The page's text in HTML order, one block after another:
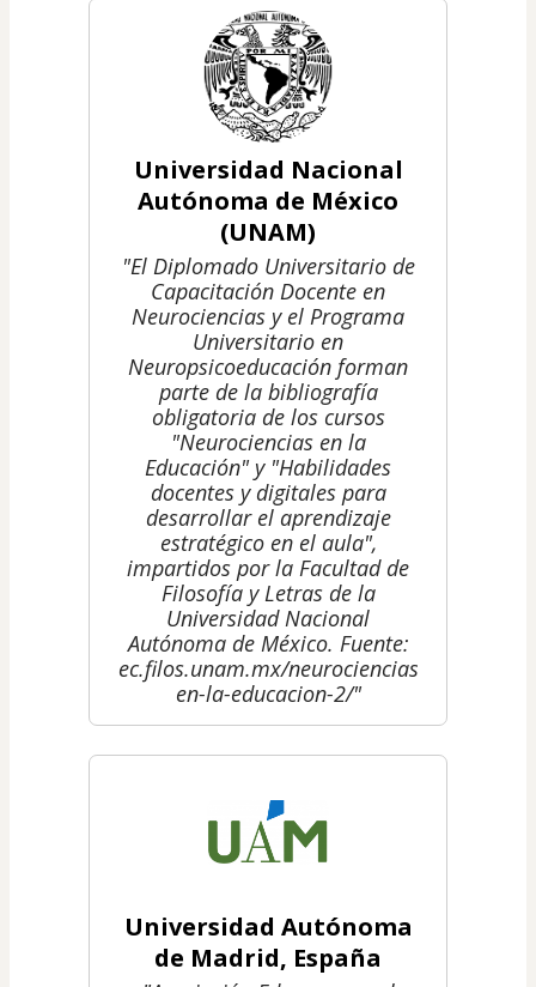
Universidad Nacional
Autónoma de México
(UNAM)
"El Diplomado Universitario de
Capacitación Docente en
Neurociencias y el Programa
Universitario en
Neuropsicoeducación forman
parte de la bibliografía
obligatoria de los cursos
"Neurociencias en la
Educación" y "Habilidades
docentes y digitales para
desarrollar el aprendizaje
estratégico en el aula",
impartidos por la Facultad de
Filosofía y Letras de la
Universidad Nacional
Autónoma de México. Fuente:
ec.filos.unam.mx/neurociencias-
en-la-educacion-2/"
Universidad Autónoma
de Madrid, España